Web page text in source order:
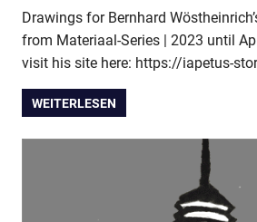
Drawings for Bernhard
from Materiaal-Series | 2023 until
visit his site here: https://iapetus-
WEITERLESEN